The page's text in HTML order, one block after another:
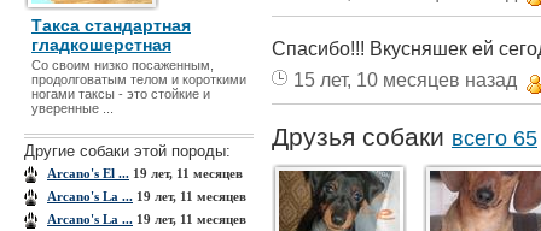
Такса стандартная
гладкошерстная
Со своим низко посаженным,
продолговатым телом и короткими
ногами таксы - это стойкие и
уверенные ...
Другие собаки этой породы:
Arcano's El ... 19 лет, 11 месяцев
Arcano's La ... 19 лет, 11 месяцев
Arcano's La ... 19 лет, 11 месяцев
Спасибо!!! Вкусняшек ей
15 лет, 10 месяцев назад
Друзья собаки всего 65